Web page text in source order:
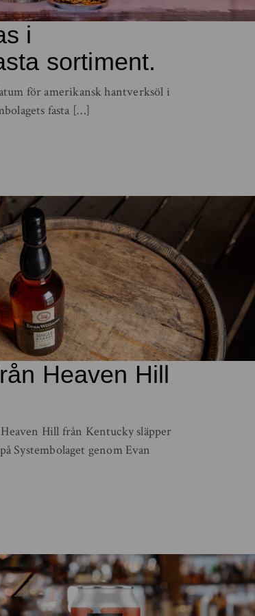
i
sortiment.
för amerikansk hantverksöl i
fasta […]
Heaven Hill
Hill från Kentucky släpper
Systembolaget genom Evan